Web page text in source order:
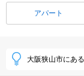
アパート
大阪狭山市にあ